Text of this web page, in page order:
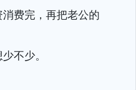
费完，再把老公的
不少。